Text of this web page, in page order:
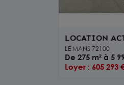
LOCATION
Le Mans
LE MANS 72100
De 275 m² à 5
Loyer : 605 293